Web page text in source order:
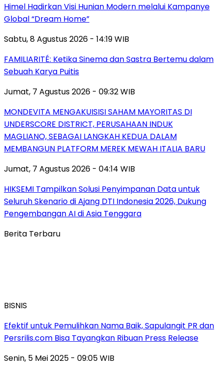
Himel Hadirkan Visi Hunian Modern melalui Kampanye
Global “Dream Home”
Sabtu, 8 Agustus 2026 - 14:19 WIB
FAMILIARITÉ: Ketika Sinema dan Sastra Bertemu dalam
Sebuah Karya Puitis
Jumat, 7 Agustus 2026 - 09:32 WIB
MONDEVITA MENGAKUISISI SAHAM MAYORITAS DI
UNDERSCORE DISTRICT, PERUSAHAAN INDUK
MAGLIANO, SEBAGAI LANGKAH KEDUA DALAM
MEMBANGUN PLATFORM MEREK MEWAH ITALIA BARU
Jumat, 7 Agustus 2026 - 04:14 WIB
HIKSEMI Tampilkan Solusi Penyimpanan Data untuk
Seluruh Skenario di Ajang DTI Indonesia 2026, Dukung
Pengembangan AI di Asia Tenggara
Berita Terbaru
BISNIS
Efektif untuk Pemulihkan Nama Baik, Sapulangit PR dan
Persrilis.com Bisa Tayangkan Ribuan Press Release
Senin, 5 Mei 2025 - 09:05 WIB